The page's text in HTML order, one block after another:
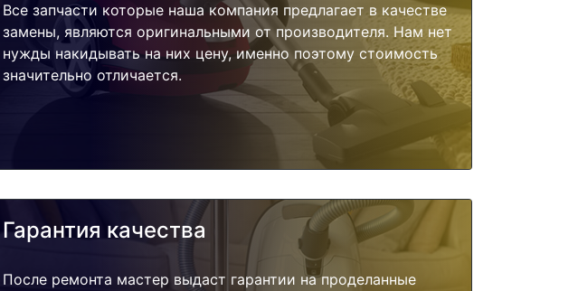
Все запчасти которые наша компания предлагает в качестве
замены, являются оригинальными от производителя. Нам нет
нужды накидывать на них цену, именно поэтому стоимость
значительно отличается.
Гарантия качества
После ремонта мастер выдаст гарантии на проделанные